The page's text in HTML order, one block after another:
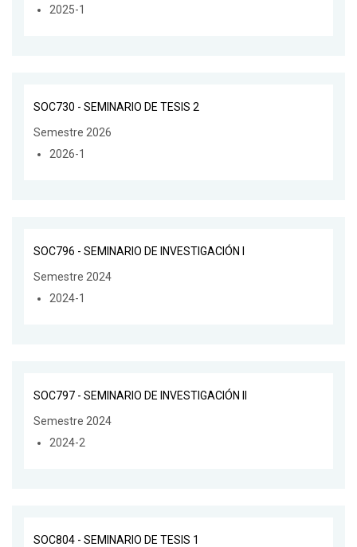
2025-1
SOC730 - SEMINARIO DE TESIS 2
Semestre 2026
2026-1
SOC796 - SEMINARIO DE INVESTIGACIÓN I
Semestre 2024
2024-1
SOC797 - SEMINARIO DE INVESTIGACIÓN II
Semestre 2024
2024-2
SOC804 - SEMINARIO DE TESIS 1